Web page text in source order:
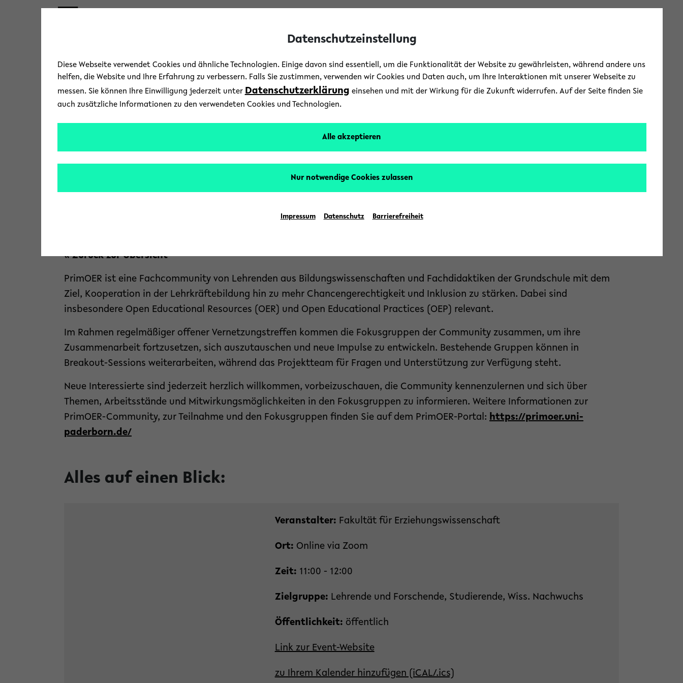
Skip to main content
Austausch, Netzwerk
PrimOER: Offenes Vernetzungstreffen &
« Zurück zur Übersicht
PrimOER ist eine Fachcommunity von Lehrenden aus Bildungswissenschaften und Fachdidaktiken der Grundschule mit dem
Ziel, Kooperation in der Lehrkräftebildung hin zu mehr Chancengerechtigkeit und Inklusion zu stärken. Dabei sind
insbesondere Open Educational Resources (OER) und Open Educational Practices (OEP) relevant.
Im Rahmen regelmäßiger offener Vernetzungstreffen kommen die Fokusgruppen der Community zusammen, um ihre
Zusammenarbeit fortzusetzen, sich auszutauschen und neue Impulse zu entwickeln. Bestehende Gruppen können in
Breakout-Sessions weiterarbeiten, während das Projektteam für Fragen und Unterstützung zur Verfügung steht.
Neue Interessierte sind jederzeit herzlich willkommen, vorbeizuschauen, die Community kennenzulernen und sich über
Themen, Arbeitsstände und Mitwirkungsmöglichkeiten in den Fokusgruppen zu informieren. Weitere Informationen zur
PrimOER-Community, zur Teilnahme und den Fokusgruppen finden Sie auf dem PrimOER-Portal: https://primoer.uni-
paderborn.de/
Alles auf einen Blick:
Veranstalter: Fakultät für Erziehungswissenschaft
Ort: Online via Zoom
Zeit: 11:00 - 12:00
Zielgruppe: Lehrende und Forschende, Studierende, Wiss. Nachwuchs
Öffentlichkeit: öffentlich
Link zur Event-Website
zu Ihrem Kalender hinzufügen (iCAL/.ics)
Datenschutzeinstellung
Diese Webseite verwendet Cookies und ähnliche Technologien. Einige davon sind essentiell, um die Funktionalität der Website zu gewährleisten, während andere uns
helfen, die Website und Ihre Erfahrung zu verbessern. Falls Sie zustimmen, verwenden wir Cookies und Daten auch, um Ihre Interaktionen mit unserer Webseite zu
messen. Sie können Ihre Einwilligung jederzeit unter Datenschutzerklärung einsehen und mit der Wirkung für die Zukunft widerrufen. Auf der Seite finden Sie
auch zusätzliche Informationen zu den verwendeten Cookies und Technologien.
Alle akzeptieren
Nur notwendige Cookies zulassen
Impressum Datenschutz Barrierefreiheit